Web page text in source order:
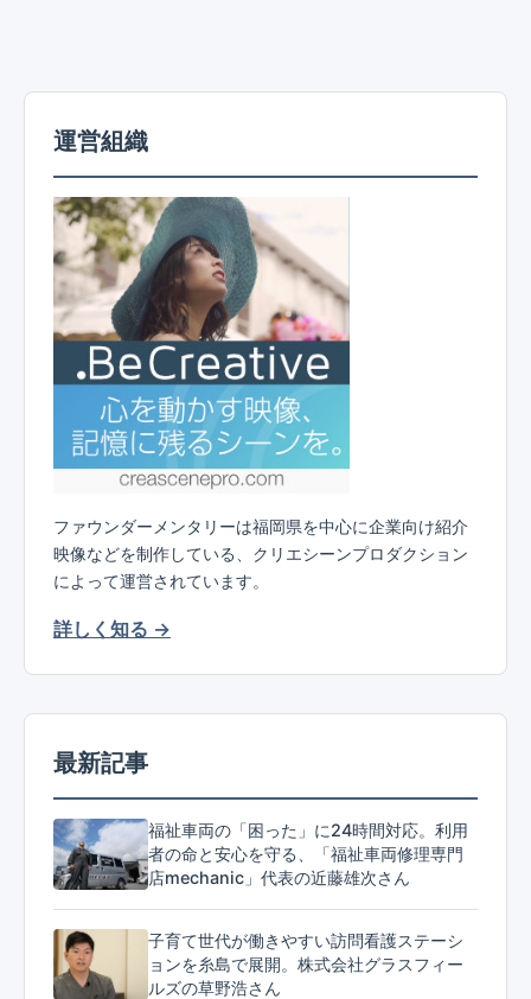
運営組織
ファウンダーメンタリーは福岡県を中心に企業向け紹介
映像などを制作している、クリエシーンプロダクション
によって運営されています。
詳しく知る →
最新記事
福祉車両の「困った」に24時間対応。利用
者の命と安心を守る、「福祉車両修理専門
店mechanic」代表の近藤雄次さん
子育て世代が働きやすい訪問看護ステーシ
ョンを糸島で展開。株式会社グラスフィー
ルズの草野浩さん